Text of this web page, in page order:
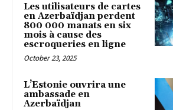
Les utilisateurs de cartes
en Azerbaïdjan perdent
800 000 manats en six
mois à cause des
escroqueries en ligne
October 23, 2025
L’Estonie ouvrira une
ambassade en
Azerbaïdjan